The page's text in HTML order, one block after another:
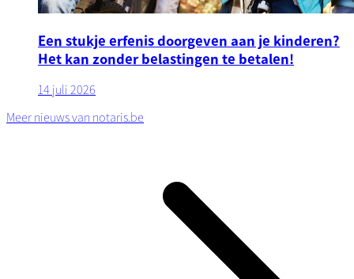
Een stukje erfenis doorgeven aan je kinderen?
Het kan zonder belastingen te betalen!
14 juli 2026
Meer nieuws van notaris.be